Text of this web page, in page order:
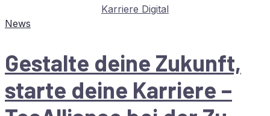
News
Ge­stal­te dei­ne Zu­kunft,
star­te dei­ne Kar­rie­re –